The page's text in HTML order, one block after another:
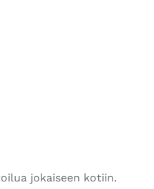
jokaiseen kotiin.